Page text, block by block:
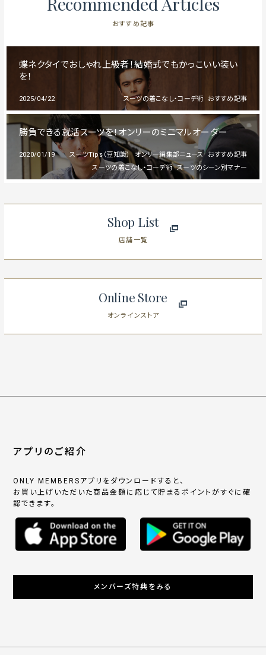
おすすめ記事
蝶ネクタイでおしゃれ上級者！結婚式でもかっこいい装い
を！
2025/04/22 おすすめ記事
スーツの着こなし・コーデ術
勝負できる就活スーツを！オンリーのミニマルオーダー
2020/01/19 おすすめ記事
オンリー編集部ニュース
スーツTips（豆知識）
スーツのシーン別マナー
スーツの着こなし・コーデ術
Shop List
店舗一覧
Online Store
オンラインストア
アプリのご紹介
ONLY MEMBERSアプリをダウンロードすると、
お買い上げいただいた商品金額に応じて貯まるポイントがすぐに確
認できます。
メンバーズ特典をみる